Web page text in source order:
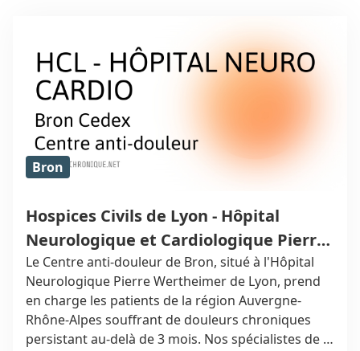
Bron
Hospices Civils de Lyon - Hôpital
Neurologique et Cardiologique Pierre
Wertheimer
Le Centre anti-douleur de Bron, situé à l'Hôpital
Neurologique Pierre Wertheimer de Lyon, prend
en charge les patients de la région Auvergne-
Rhône-Alpes souffrant de douleurs chroniques
persistant au-delà de 3 mois. Nos spécialistes de la